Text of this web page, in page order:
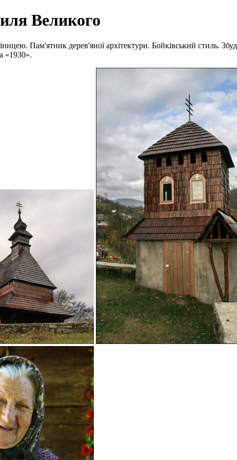
Великого
Пам'ятник дерев'яної архітектури. Бойківський стиль.
«1930».